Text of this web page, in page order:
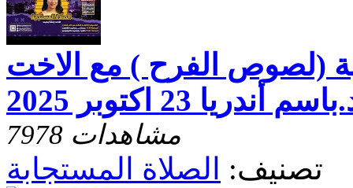
(لصوص الفرح ) مع الاخت
23 اكتوبر 2025
7978 مشاهدات
تصنيف: الصلاة المستجابة